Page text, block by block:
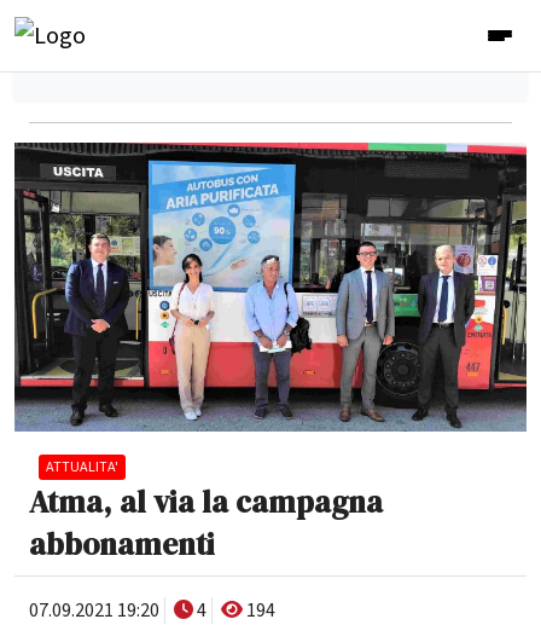
ATTUALITA'
Atma, al via la campagna
abbonamenti
07.09.2021 19:20 4
194